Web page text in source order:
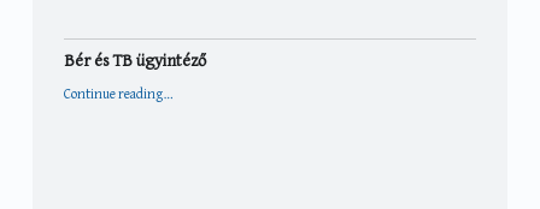
Bér és TB ügyintéző
Continue reading…